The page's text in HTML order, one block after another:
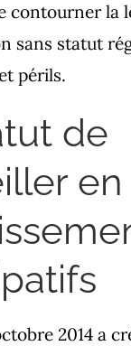
contourner la
sans statut
périls.
de
en
2014 a